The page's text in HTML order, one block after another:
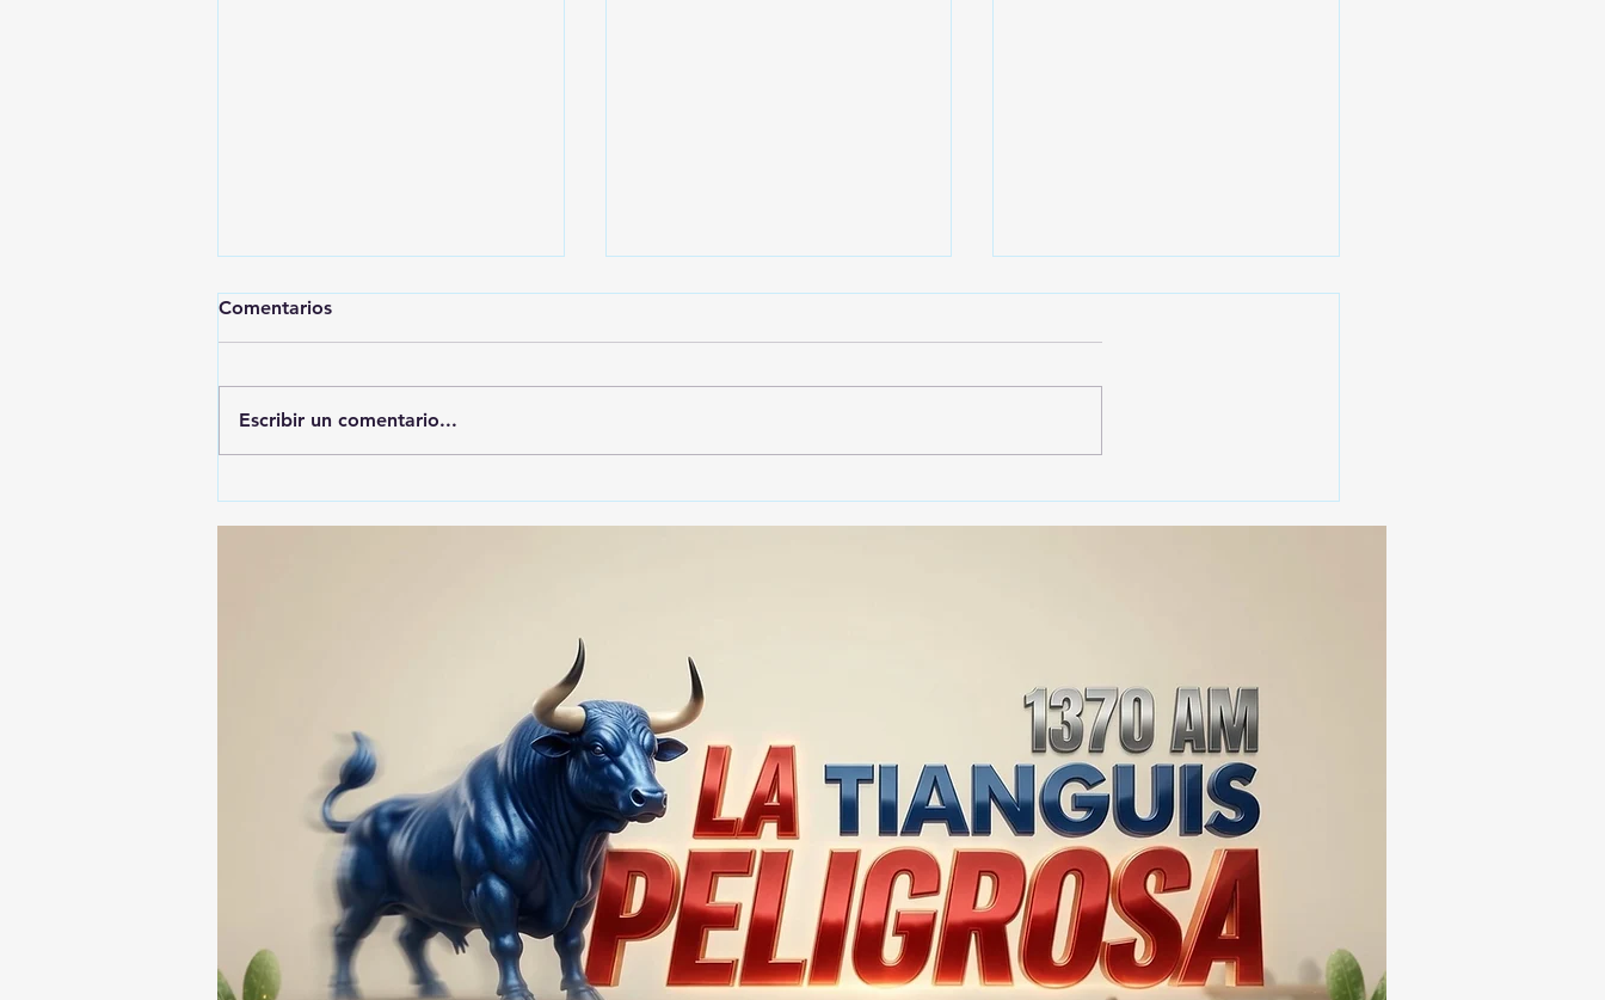
🚨🚔 CAPTURAN EN PUEBLA
A PRESUNTO
🚨🏛️ SECRETARIO DE
GOBIERNO ADMITE QUE
🚔💊 SSC ASEGURA MÁS DE
25 MIL DOSIS DE DROGA
Comentarios
Escribir un comentario...